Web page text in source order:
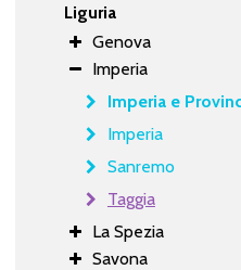
Liguria
Genova
Imperia
Imperia e
Imperia
Sanremo
Taggia
La Spezia
Savona